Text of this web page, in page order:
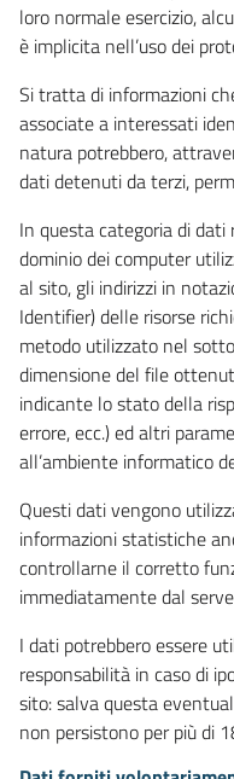
loro normale esercizio,
è implicita nell’uso dei
Si tratta di informazioni
associate a interessati
natura potrebbero,
dati detenuti da terzi,
In questa categoria di
dominio dei computer
al sito, gli indirizzi in
Identifier) delle risorse
metodo utilizzato nel
dimensione del file
indicante lo stato della
errore, ecc.) ed altri
all’ambiente informatico
Questi dati vengono
informazioni statistiche
controllarne il corretto
immediatamente dal
I dati potrebbero essere
responsabilità in caso di
sito: salva questa
non persistono per più di